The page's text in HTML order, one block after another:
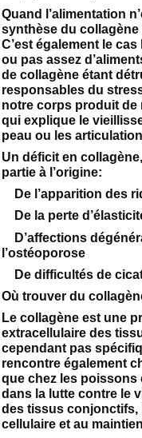
Quand l’alimentation
synthèse du
C’est également le
ou pas assez
de collagène étant
responsables du
notre corps produit de
qui explique le
peau ou les
Un déficit en
partie à l’origine:
De l’apparition des
De la perte
D’affections
l’ostéoporose
De difficultés de
Où trouver du
Le collagène est une
extracellulaire des
cependant pas
rencontre également
que chez les poissons
dans la lutte contre le
des tissus conjonctifs,
cellulaire et au